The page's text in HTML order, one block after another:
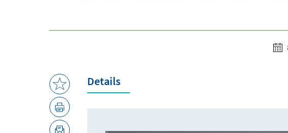
Details